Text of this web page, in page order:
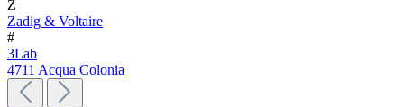
Z
Zadig & Voltaire
#
3Lab
4711 Acqua Colonia